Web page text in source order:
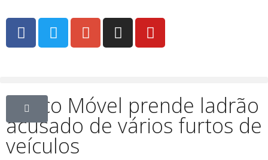
Tático Móvel prende ladrão
acusado de vários furtos de
veículos